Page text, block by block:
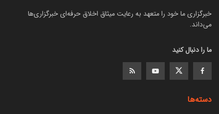
خبرگزاری ما خود را متعهد به رعایت میثاق اخلاق حرفه‌ای خبرگزاری‌ها
می‌داند.
ما را دنبال کنید
دسته‌ها